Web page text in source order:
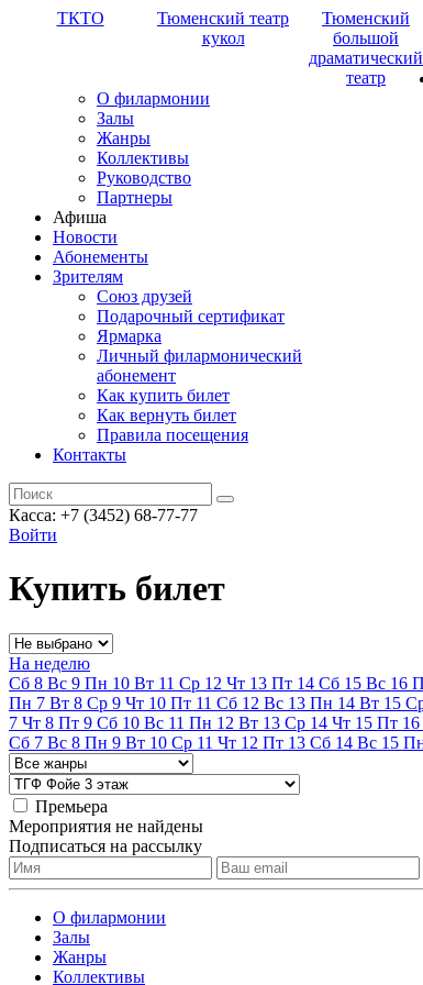
ТКТО
Тюменский театр
кукол
Тюменский
большой
драматический
театр
О филармонии
Залы
Жанры
Коллективы
Руководство
Партнеры
Афиша
Новости
Абонементы
Зрителям
Союз друзей
Подарочный сертификат
Ярмарка
Личный филармонический
абонемент
Как купить билет
Как вернуть билет
Правила посещения
Контакты
Касса: +7 (3452) 68-77-77
Войти
Купить билет
На неделю
Сб 8 Вс 9 Пн 10 Вт 11 Ср 12 Чт 13 Пт 14 Сб 15 Вс 16
Пн 7 Вт 8 Ср 9 Чт 10 Пт 11 Сб 12 Вс 13 Пн 14 Вт 15
7 Чт 8 Пт 9 Сб 10 Вс 11 Пн 12 Вт 13 Ср 14 Чт 15 Пт 16
Сб 7 Вс 8 Пн 9 Вт 10 Ср 11 Чт 12 Пт 13 Сб 14 Вс 15
Премьера
Мероприятия не найдены
Подписаться на рассылку
О филармонии
Залы
Жанры
Коллективы